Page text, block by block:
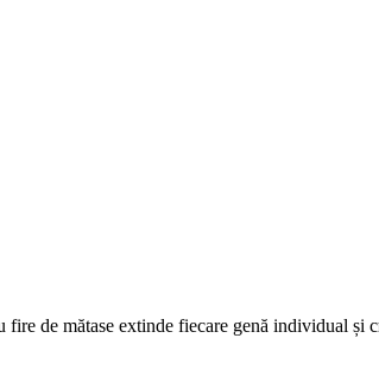
de mătase extinde fiecare genă individual și